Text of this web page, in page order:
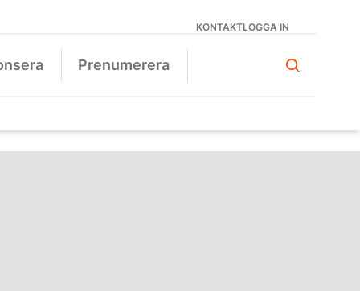
KONTAKTLOGGA IN
Prenumerera